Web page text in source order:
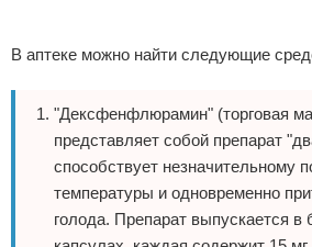
В аптеке можно найти следующие
"Дексфенфлюрамин" (торговая
представляет собой препарат
способствует незначительному
температуры и одновременно
голода. Препарат выпускается